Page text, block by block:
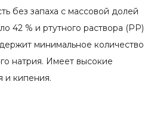
без запаха с массовой долей
42 % и ртутного раствора (РР)
минимальное количество
натрия. Имеет высокие
и кипения.